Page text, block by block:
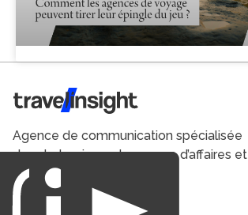
Travel Insight
Agence de communication spécialisée
dans le tourisme du voyage d’affaires et
du loisirs.